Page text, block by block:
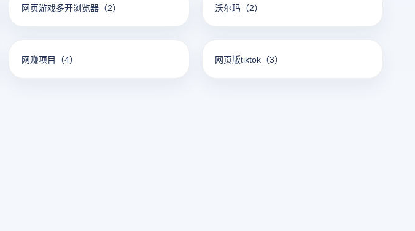
网页游戏多开浏览器 （2） 沃尔玛 （2）
网赚项目 （4） 网页版tiktok （3）